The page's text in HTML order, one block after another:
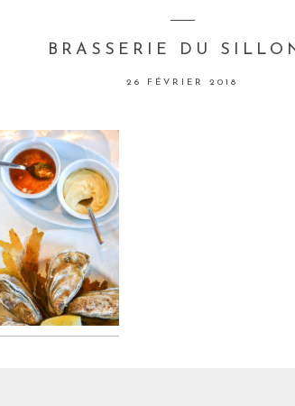
BRASSERIE DU
26 FÉVRIER 2018